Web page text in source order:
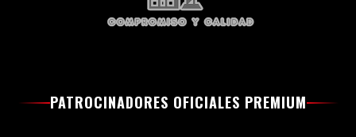
PATROCINADORES OFICIALES PREMIUM